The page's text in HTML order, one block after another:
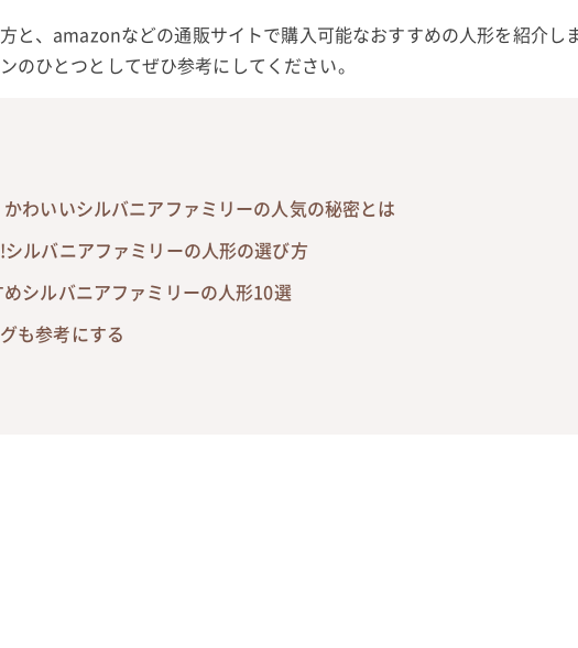
と、amazonなどの通販サイトで購入可能なおすすめの人形を紹介しま
のひとつとしてぜひ参考にしてください。
わいいシルバニアファミリーの人気の秘密とは
ルバニアファミリーの人形の選び方
シルバニアファミリーの人形10選
も参考にする